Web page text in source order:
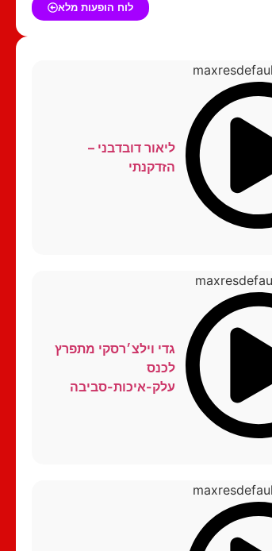
לוח הופעות מלא
ליאור דובדבני –
הזדקנתי
גדי וילצ׳רסקי מתפרץ
לכנס
עלק-איכות-סביבה